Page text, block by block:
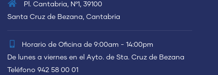
Pl. Cantabria, Nº1, 39100
Santa Cruz de Bezana, Cantabria
Horario de Oficina de 9:00am - 14:00pm
De lunes a viernes en el Ayto. de Sta. Cruz de Bezana
Teléfono 942 58 00 01